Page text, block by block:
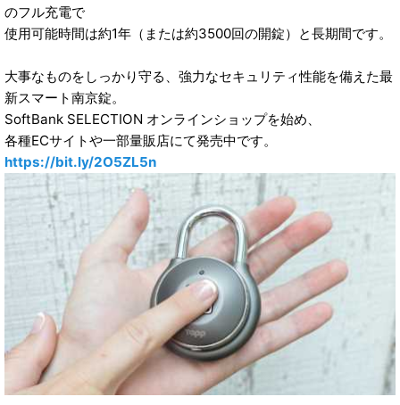
のフル充電で
使用可能時間は約1年（または約3500回の開錠）と長期間です。
大事なものをしっかり守る、強力なセキュリティ性能を備えた最
新スマート南京錠。
SoftBank SELECTION オンラインショップを始め、
各種ECサイトや一部量販店にて発売中です。
https://bit.ly/2O5ZL5n